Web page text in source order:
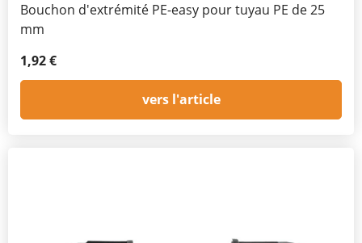
Bouchon d'extrémité PE-easy pour tuyau PE de 25
mm
1,92 €
vers l'article